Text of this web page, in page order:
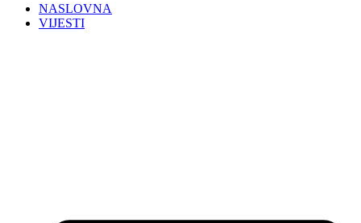
NASLOVNA
VIJESTI